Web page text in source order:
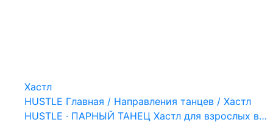
Хастл
HUSTLE Главная / Направления танцев / Хастл
HUSTLE · ПАРНЫЙ ТАНЕЦ Хастл для взрослых в…